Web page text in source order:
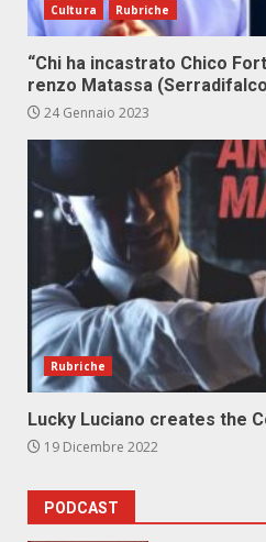
Cultura Rubriche
“Chi ha in­ca­stra­to Chi­co
ren­zo Ma­tas­sa
24 Gennaio 2023
Rubriche
Lucky Luciano creates the
19 Dicembre 2022
PODCAST